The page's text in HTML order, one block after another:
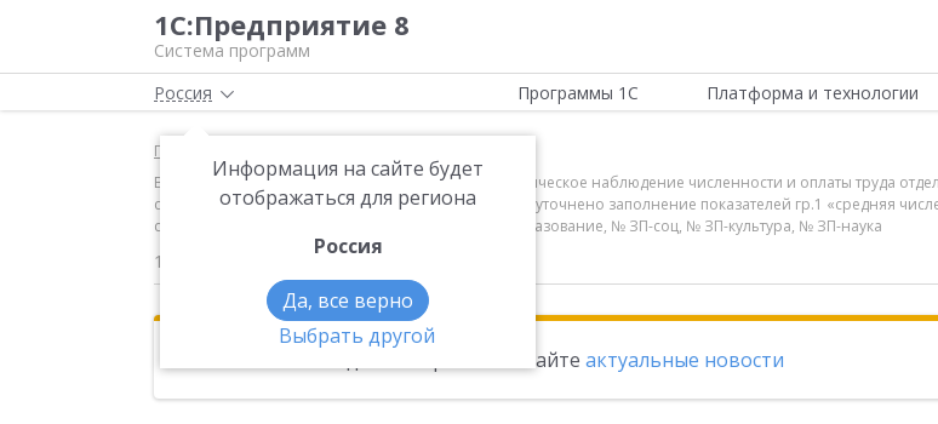
1С:Предприятие 8
Система программ
Россия
Информация на сайте будет
отображаться для региона
Россия
Да, все верно
Выбрать другой
Программы 1С Платформа и технологии
Главная
Версия 1.0.61 Новое в версии Федеральное статистическое наблюдение численности и оплаты труда
с письмом Росстата от 14.03.2013 № 07-07-6/1021-ТО уточнено заполнение показателей гр.1 «средняя
статистического наблюдения № ЗП-здрав, № ЗП-образование, № ЗП-соц, № ЗП-культура, № ЗП-наука
12.07.2013
Эта новость находится в архиве. Читайте актуальные новости